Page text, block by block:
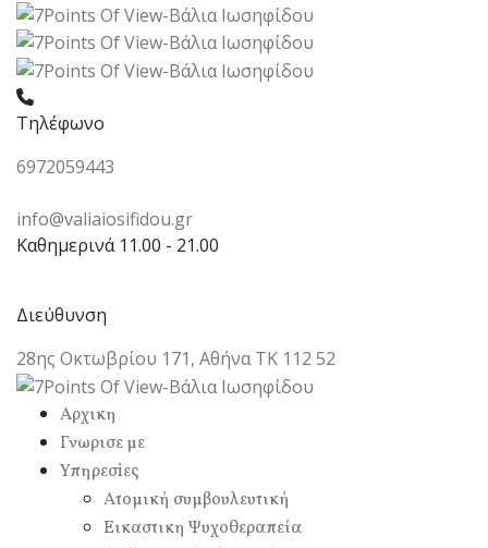
Τηλέφωνο
6972059443
info@valiaiosifidou.gr
Καθημερινά 11.00 - 21.00
Διεύθυνση
28ης Οκτωβρίου 171, Αθήνα ΤΚ 112 52
Αρχικη
Γνωρισε με
Υπηρεσiες
Ατομική συμβουλευτική
Εικαστικη Ψυχοθεραπεία